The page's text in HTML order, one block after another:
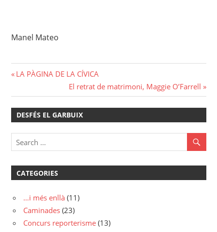
Manel Mateo
Navegació
d'entrades
Previous
LA PÀGINA DE LA CÍVICA
Next
Post:
El retrat de matrimoni, Maggie O’Farrell
DESFÉS EL GARBUIX
CATEGORIES
…i més enllà (11)
Caminades (23)
Concurs reporterisme (13)